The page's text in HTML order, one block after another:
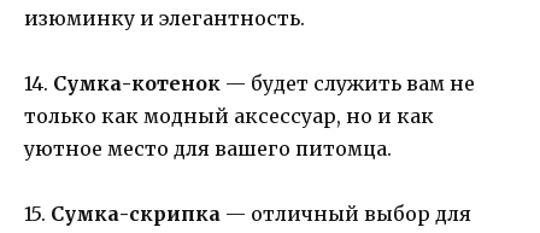
изюминку и элегантность.
14. Сумка-котенок — будет служить вам не
только как модный аксессуар, но и как
уютное место для вашего питомца.
15. Сумка-скрипка — отличный выбор для